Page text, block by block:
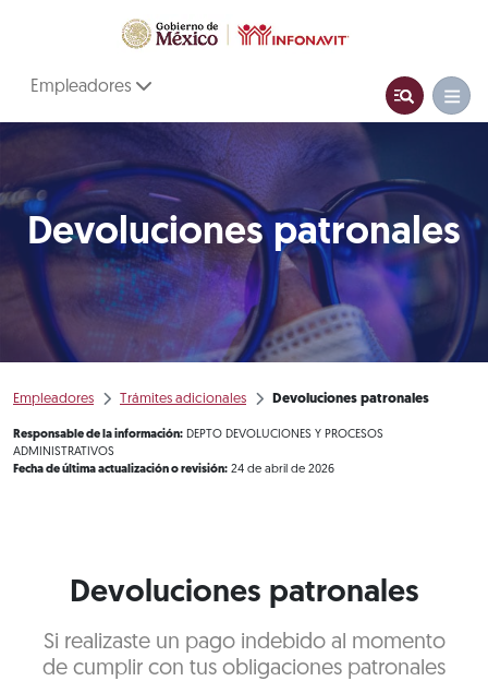
Empleadores
Devoluciones patronales
Empleadores Trámites adicionales Devoluciones patronales
Responsable de la información: DEPTO DEVOLUCIONES Y PROCESOS
ADMINISTRATIVOS
Fecha de última actualización o revisión: 24 de abril de 2026
Devoluciones patronales
Si realizaste un pago indebido al momento
de cumplir con tus obligaciones patronales